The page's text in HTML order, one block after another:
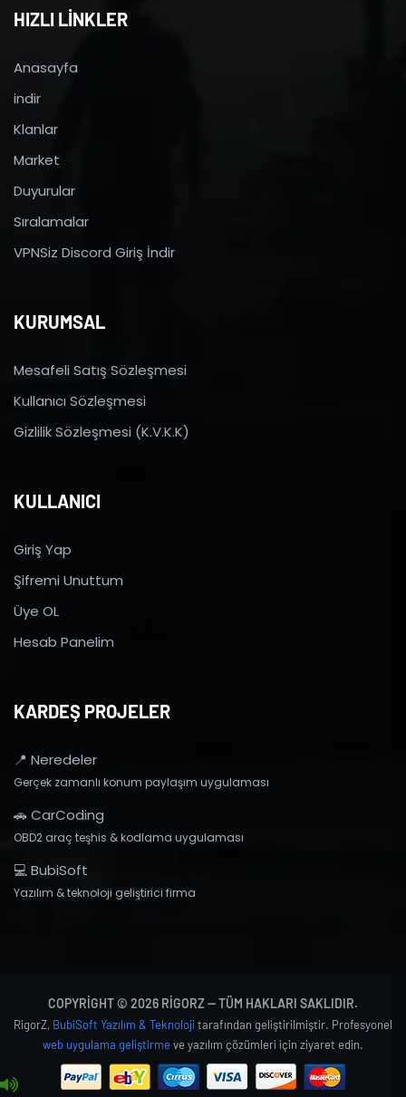
HIZLI LİNKLER
Anasayfa
indir
Klanlar
Market
Duyurular
Sıralamalar
VPNSiz Discord Giriş İndir
KURUMSAL
Mesafeli Satış Sözleşmesi
Kullanıcı Sözleşmesi
Gizlilik Sözleşmesi (K.V.K.K)
KULLANICI
Giriş Yap
Şifremi Unuttum
Üye OL
Hesab Panelim
KARDEŞ PROJELER
📍 Neredeler
Gerçek zamanlı konum paylaşım uygulaması
🚗 CarCoding
OBD2 araç teşhis & kodlama uygulaması
💻 BubiSoft
Yazılım & teknoloji geliştirici firma
COPYRIGHT © 2026 RIGORZ — TÜM HAKLARI SAKLIDIR.
RigorZ, BubiSoft Yazılım & Teknoloji tarafından geliştirilmiştir. Profesyonel
web uygulama geliştirmeve yazılım çözümleri için ziyaret edin.